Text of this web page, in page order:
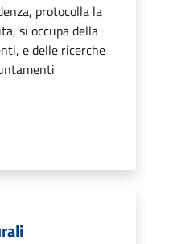
protocolla la
si occupa della
e delle ricerche